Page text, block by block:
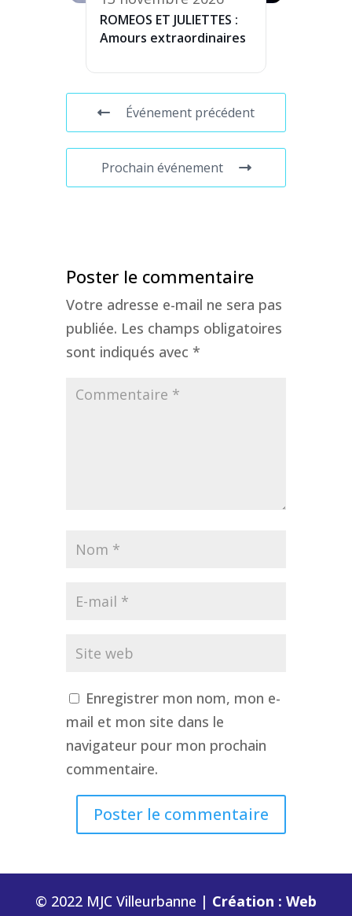
ROMEOS ET JULIETTES :
Amours extraordinaires
Événement précédent
Prochain événement
Poster le commentaire
Votre adresse e-mail ne sera pas
publiée. Les champs obligatoires
sont indiqués avec *
Enregistrer mon nom, mon e-
mail et mon site dans le
navigateur pour mon prochain
commentaire.
© 2022 MJC Villeurbanne | Création : Web